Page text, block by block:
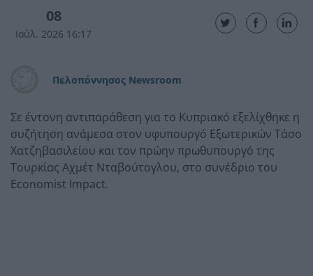
08
Ιούλ. 2026 16:17
Πελοπόννησος Newsroom
Σε έντονη αντιπαράθεση για το Κυπριακό εξελίχθηκε η
συζήτηση ανάμεσα στον υφυπουργό Εξωτερικών Τάσο
Χατζηβασιλείου και τον πρώην πρωθυπουργό της
Τουρκίας Αχμέτ Νταβούτογλου, στο συνέδριο του
Economist Impact.